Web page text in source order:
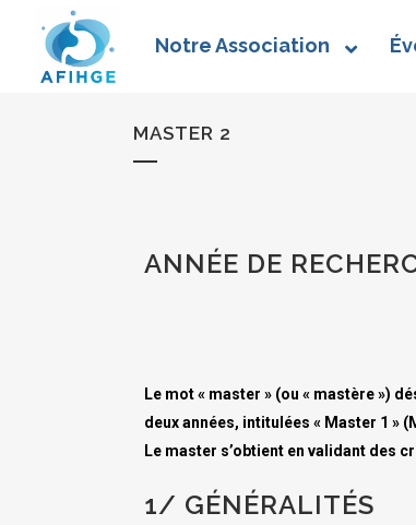
Notre Association
MASTER 2
ANNÉE DE
Le mot « master » (ou « mastère »)
deux années, intitulées « Master 1 »
Le master s’obtient en validant des
1/ GÉNÉRALITÉS